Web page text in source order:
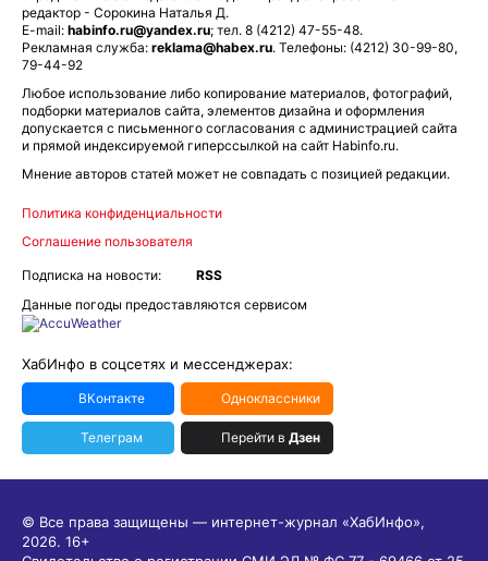
редактор - Сорокина Наталья Д.
E-mail: habinfo.ru@yandex.ru; тел. 8 (4212) 47-55-48.
Рекламная служба: reklama@habex.ru. Телефоны: (4212) 30-99-80,
79-44-92
Любое использование либо копирование материалов, фотографий,
подборки материалов сайта, элементов дизайна и оформления
допускается с письменного согласования с администрацией сайта
и прямой индексируемой гиперссылкой на сайт Habinfo.ru.
Мнение авторов статей может не совпадать с позицией редакции.
Политика конфиденциальности
Соглашение пользователя
Подписка на новости:
RSS
Данные погоды предоставляются сервисом
ХабИнфо в соцсетях и мессенджерах:
ВКонтакте Одноклассники
Телеграм Перейти в Дзен
© Все права защищены — интернет-журнал «ХабИнфо»,
2026. 16+